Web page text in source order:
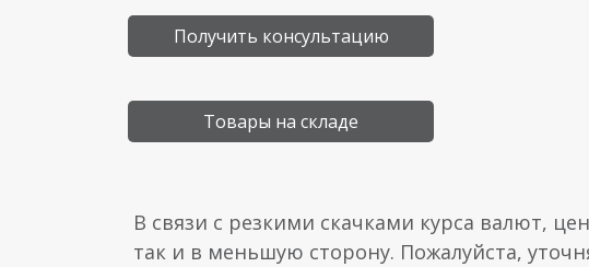
Получить консультацию
Товары на складе
В связи с резкими скачками курса валют,
так и в меньшую сторону. Пожалуйста,